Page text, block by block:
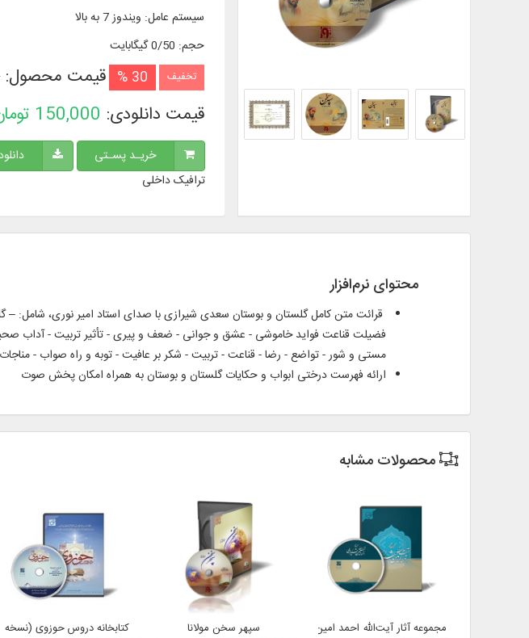
سیستم عامل: ویندوز 7 به بالا
حجم: 0/50 گیگابایت
تخفیف 30 % قیمت محصول:
قیمت دانلودی: 150,000
خریـد پسـتی
ترافیک داخلی
محتوای نرم‌افزار
مستی و شور - تواضع - رضا - قناعت - تربیت - شکر بر عافیت - توبه و راه صواب -
ارائه فهرست درختی ابواب و حکایات گلستان و بوستان به همراه امکان پخش صوت
محصولات مشابه
مجموعه آثار آیت‌الله احمد امین شیرازی حفظه اللهسپهر سخن مولانا
کتابخانه دروس حوزوی (نسخه 2)